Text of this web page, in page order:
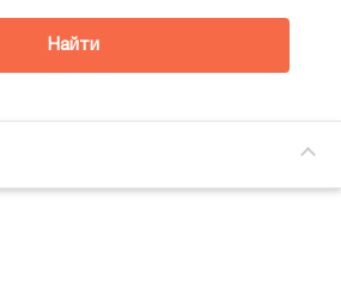
Подсветка
Найти